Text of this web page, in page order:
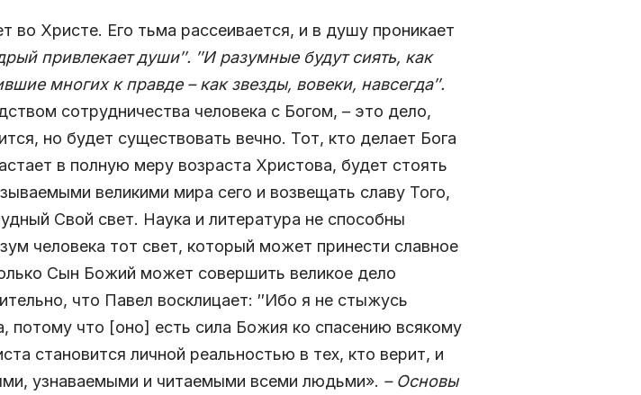
во Христе. Его тьма рассеивается, и в душу проникает
привлекает души″. ″И разумные будут сиять, как
многихк правде – как звезды, вовеки, навсегда″.
сотрудничества человека с Богом, – это дело,
но будет существовать вечно. Тот, кто делает Бога
в полную меру возраста Христова, будет стоять
великими мира сего и возвещать славу Того,
Свой свет. Наука и литература не способны
человека тот свет, который может принести славное
Сын Божий может совершить великое дело
что Павел восклицает: ″Ибо я не стыжусь
потому что [оно] есть сила Божия ко спасению всякому
становится личной реальностью в тех, кто верит, и
узнаваемыми и читаемыми всеми людьми». – Основы